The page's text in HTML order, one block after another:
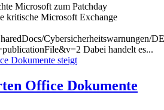
Microsoft zum Patchday
kritische Microsoft Exchange
Cybersicherheitswarnungen/
Dabei handelt es...
Office Dokumente